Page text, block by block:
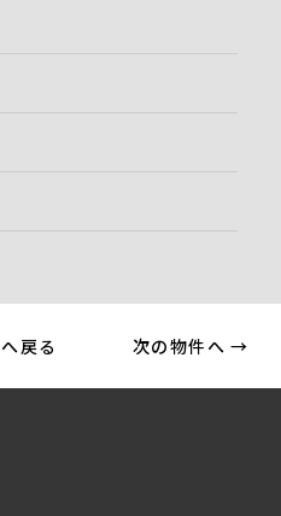
戻る 次の物件へ →